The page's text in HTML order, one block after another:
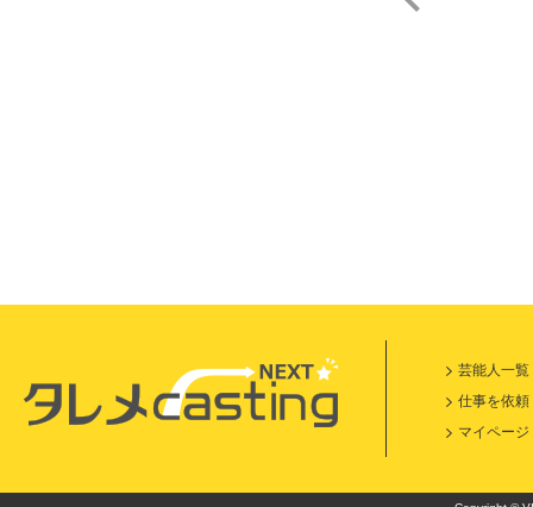
芸能人一覧
仕事を依頼
マイページ